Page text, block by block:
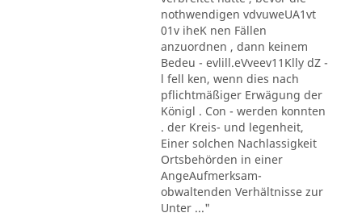
nothwendigen vdvuweUA1vt
01v iheK nen Fällen
anzuordnen , dann keinem
Bedeu - evlill.eVveev11Klly dZ -
l fell ken, wenn dies nach
pflichtmäßiger Erwägung der
Königl . Con - werden konnten
. der Kreis- und legenheit,
Einer solchen Nachlassigkeit
Ortsbehörden in einer
AngeAufmerksam-
obwaltenden Verhältnisse zur
Unter ..."